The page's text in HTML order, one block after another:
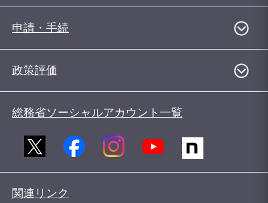
申請・手続
政策評価
総務省ソーシャルアカウント一覧
関連リンク